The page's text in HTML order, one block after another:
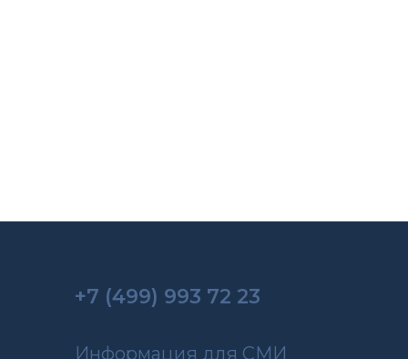
+7 (499) 993 72 23
Информация для СМИ